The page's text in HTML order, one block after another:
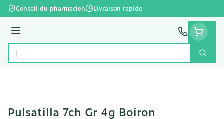
Aller au contenu
Conseil du pharmacien Livraison rapide
Menu
Rechercher
Pulsatilla 7ch Gr 4g Boiron